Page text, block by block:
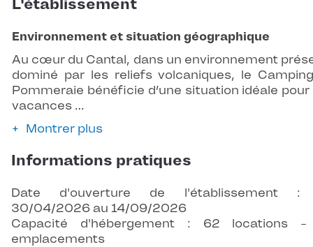
L'établissement
Environnement et situation géographique
Au cœur du Cantal, dans un environnement
dominé par les reliefs volcaniques, le
Pommeraie bénéficie d’une situation idéale pour
vacances …
Montrer plus
Informations pratiques
Date d'ouverture de l'établissement :
30/04/2026 au 14/09/2026
Capacité d'hébergement : 62 locations
emplacements